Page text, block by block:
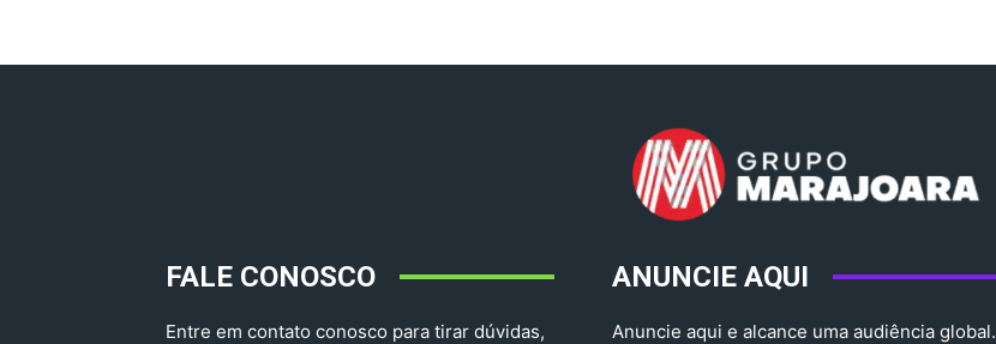
FALE CONOSCO
Entre em contato conosco para tirar dúvidas,
ANUNCIE AQUI
Anuncie aqui e alcance uma audiência global.